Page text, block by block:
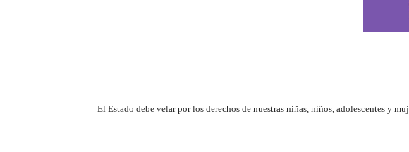
El Estado debe velar por los derechos de nuestras niñas, niños, adolescentes y